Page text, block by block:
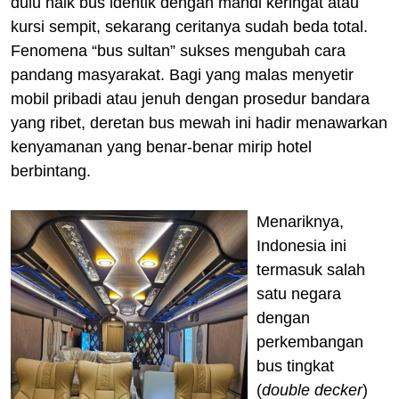
kursi sempit, sekarang ceritanya sudah beda total.
Fenomena “bus sultan” sukses mengubah cara
pandang masyarakat. Bagi yang malas menyetir
mobil pribadi atau jenuh dengan prosedur bandara
yang ribet, deretan bus mewah ini hadir menawarkan
kenyamanan yang benar-benar mirip hotel
berbintang.
Menariknya,
Indonesia ini
termasuk salah
satu negara
dengan
perkembangan
bus tingkat
(double decker)